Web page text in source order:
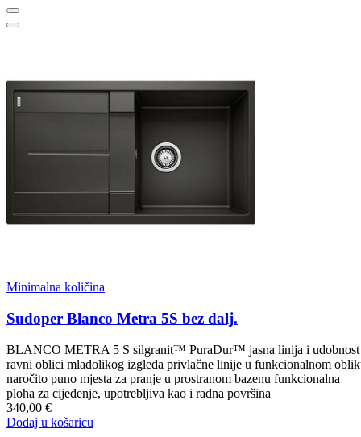
Minimalna količina
Sudoper Blanco Metra 5S bez dalj.
BLANCO METRA 5 S silgranit™ PuraDur™ jasna linija i udobnost
ravni oblici mladolikog izgleda privlačne linije u funkcionalnom
naročito puno mjesta za pranje u prostranom bazenu funkcionalna
ploha za cijeđenje, upotrebljiva kao i radna površina
340,00 €
Dodaj u košaricu